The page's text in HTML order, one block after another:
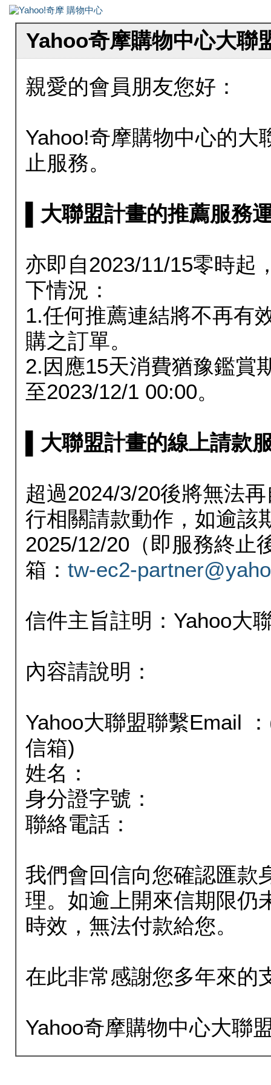
Yahoo奇摩購物中心大聯
親愛的會員朋友您好：
Yahoo!奇摩購物中心的大
止服務。
▌大聯盟計畫的推薦服務
亦即自2023/11/15零時起
下情況：
1.任何推薦連結將不再有
購之訂單。
2.因應15天消費猶豫鑑賞
至2023/12/1 00:00。
▌大聯盟計畫的線上請款
超過2024/3/20後將無法
行相關請款動作，如逾該
2025/12/20（即服務終止
箱： tw-ec2-
信件主旨註明：Yahoo大
內容請說明：
Yahoo大聯盟聯繫Email
信箱)
姓名：
身分證字號：
聯絡電話：
我們會回信向您確認匯款
理。如逾上開來信期限仍
時效，無法付款給您。
在此非常感謝您多年來的
Yahoo奇摩購物中心大